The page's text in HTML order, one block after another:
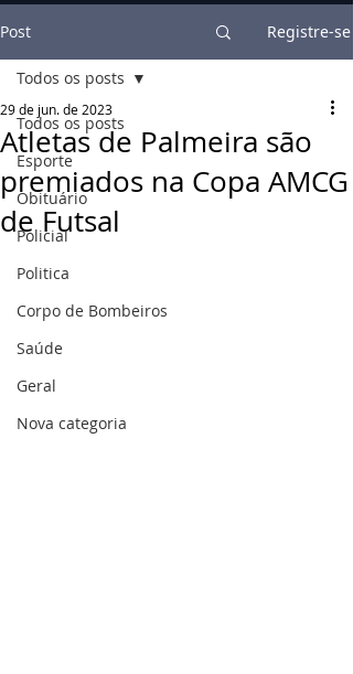
Post Registre-se
Todos os posts
Esporte
Obituário
Policial
Politica
Corpo de Bombeiros
Saúde
Geral
Nova categoria
Todos os posts
Atletas de Palmeira são
premiados na Copa AMCG
de Futsal
29 de jun. de 2023